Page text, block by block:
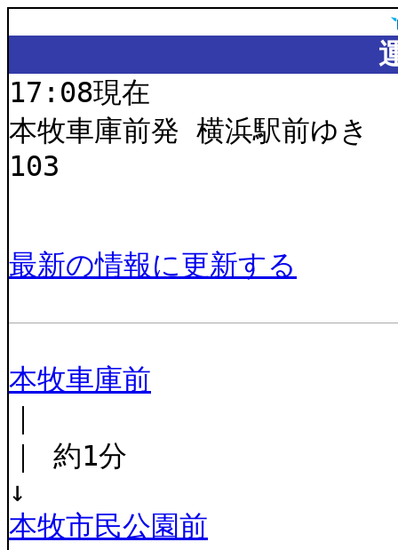
17:08現在
本牧車庫前発 横浜駅前ゆき
103
最新の情報に更新する
本牧車庫前
｜ 約1分
↓
本牧市民公園前